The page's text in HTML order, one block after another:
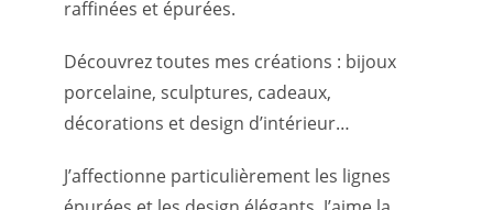
raffinées et épurées.
Découvrez toutes mes créations : bijoux
porcelaine, sculptures, cadeaux,
décorations et design d’intérieur…
J’affectionne particulièrement les lignes